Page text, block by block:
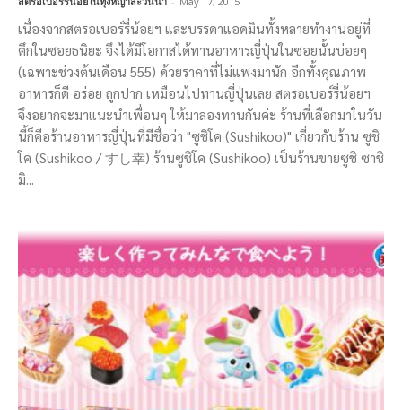
เนื่องจากสตรอเบอร์รี่น้อยฯ และบรรดาแอดมินทั้งหลายทำงานอยู่ที่
ตึกในซอยธนิยะ จึงได้มีโอกาสได้ทานอาหารญี่ปุ่นในซอยนั้นบ่อยๆ
(เฉพาะช่วงต้นเดือน 555) ด้วยราคาที่ไม่แพงมานัก อีกทั้งคุณภาพ
อาหารก็ดี อร่อย ถูกปาก เหมือนไปทานญี่ปุ่นเลย สตรอเบอร์รี่น้อยฯ
จึงอยากจะมาแนะนำเพื่อนๆ ให้มาลองทานกันค่ะ ร้านที่เลือกมาในวัน
นี้ก็คือร้านอาหารญี่ปุ่นที่มีชื่อว่า "ซูชิโค (Sushikoo)" เกี่ยวกับร้าน ซูชิ
โค (Sushikoo / すし幸) ร้านซูชิโค (Sushikoo) เป็นร้านขายซูชิ ซาชิ
มิ...